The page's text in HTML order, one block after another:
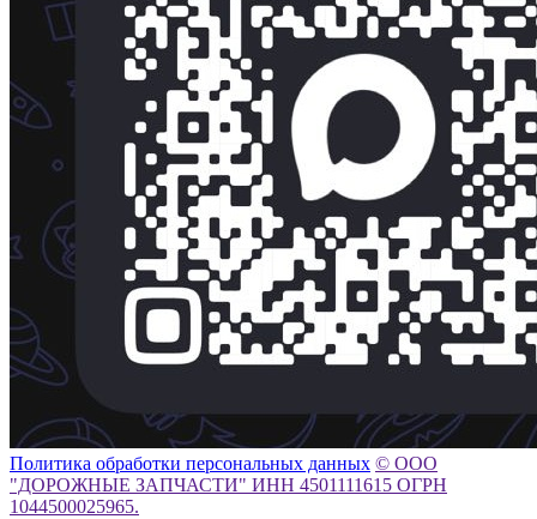
Политика обработки персональных данных © ООО
"ДОРОЖНЫЕ ЗАПЧАСТИ" ИНН 4501111615 ОГРН
1044500025965.